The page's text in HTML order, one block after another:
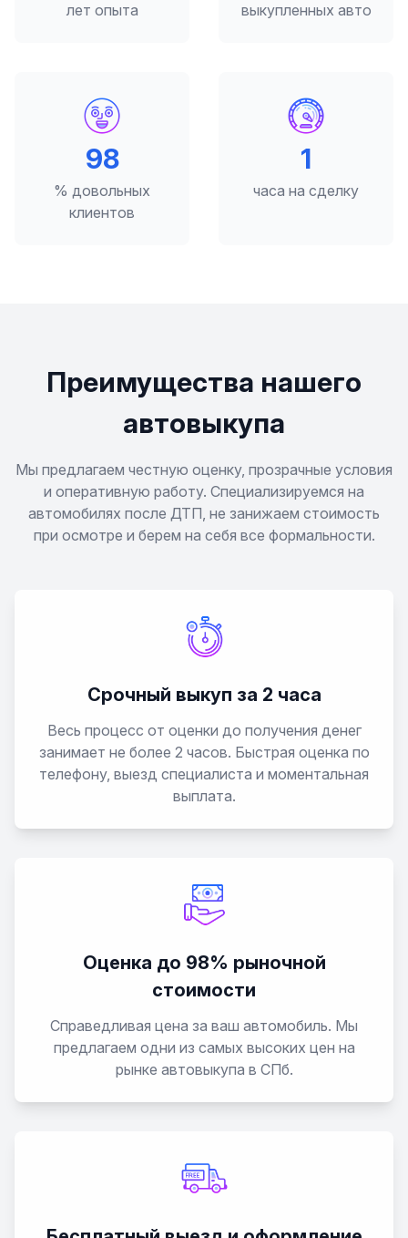
лет опыта выкупленных авто
98
% довольных
клиентов
2
часа на сделку
Преимущества нашего
автовыкупа
Мы предлагаем честную оценку, прозрачные условия
и оперативную работу. Специализируемся на
автомобилях после ДТП, не занижаем стоимость
при осмотре и берем на себя все формальности.
Срочный выкуп за 2 часа
Весь процесс от оценки до получения денег
занимает не более 2 часов. Быстрая оценка по
телефону, выезд специалиста и моментальная
выплата.
Оценка до 98% рыночной
стоимости
Справедливая цена за ваш автомобиль. Мы
предлагаем одни из самых высоких цен на
рынке автовыкупа в СПб.